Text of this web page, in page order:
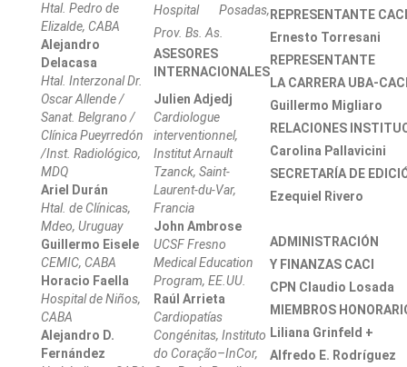
Htal. Pedro de
Elizalde, CABA
Alejandro
Delacasa
Htal. Interzonal Dr.
Oscar Allende /
Sanat. Belgrano /
ClínicaPueyrredón
/Inst. Radiológico,
MDQ
Ariel Durán
Htal. de Clínicas,
Mdeo, Uruguay
Guillermo Eisele
CEMIC, CABA
Horacio Faella
Hospital de Niños,
CABA
Alejandro D.
Fernández
Hospital Posadas,
Prov. Bs. As.
ASESORES
INTERNACIONALES
Julien Adjedj
Cardiologue
interventionnel,
Institut Arnault
Tzanck, Saint-
Laurent-du-Var,
Francia
John Ambrose
UCSF Fresno
Medical Education
Program, EE.UU.
Raúl Arrieta
Cardiopatías
Congénitas, Instituto
do Coração–InCor,
REPRESENTANTE CACI
Ernesto Torresani
LA CARRERA UBA-
Guillermo Migliaro
RELACIONES
Carolina Pallavicini
SECRETARÍA DE
Ezequiel Rivero
ADMINISTRACIÓN
Y FINANZAS CACI
CPN Claudio Losada
MIEMBROS
Liliana Grinfeld +
Alfredo E. Rodríguez